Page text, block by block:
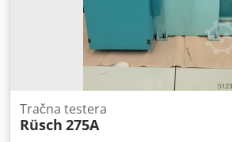
za prvi rez. - Nadzor putanje trake
testere: - 5,5 kW Dodatna oprema:
10 novih listova testere Rok isporuke: -
Tračna testera
Rüsch 275A